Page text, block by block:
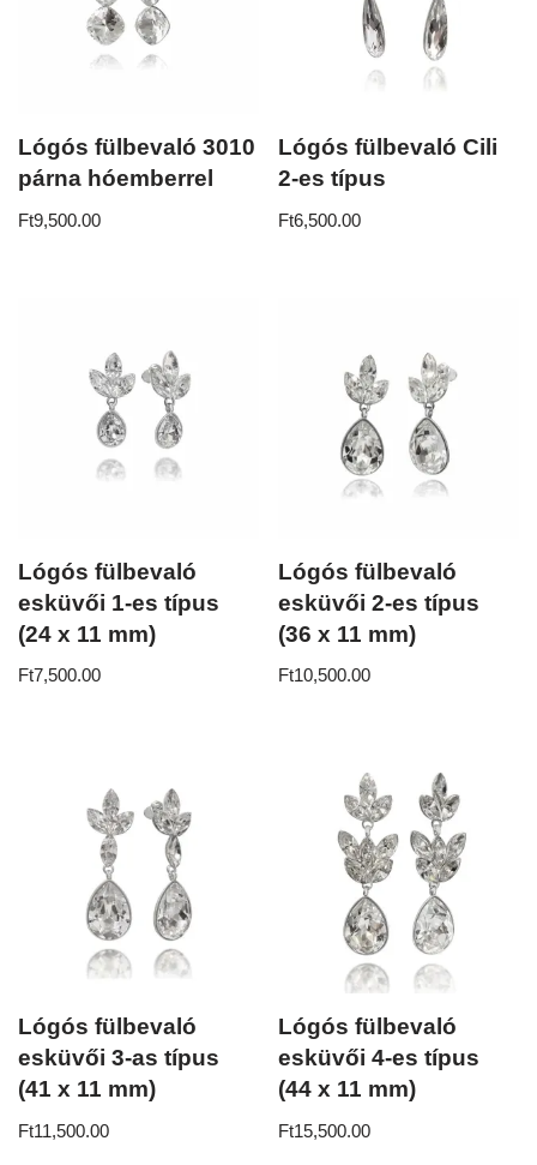
Lógós fülbevaló 3010
párna hóemberrel
Ft9,500.00
Lógós fülbevaló Cili
2-es típus
Ft6,500.00
Lógós fülbevaló
esküvői 1-es típus
(24 x 11 mm)
Ft7,500.00
Lógós fülbevaló
esküvői 2-es típus
(36 x 11 mm)
Ft10,500.00
Lógós fülbevaló
esküvői 3-as típus
(41 x 11 mm)
Ft11,500.00
Lógós fülbevaló
esküvői 4-es típus
(44 x 11 mm)
Ft15,500.00